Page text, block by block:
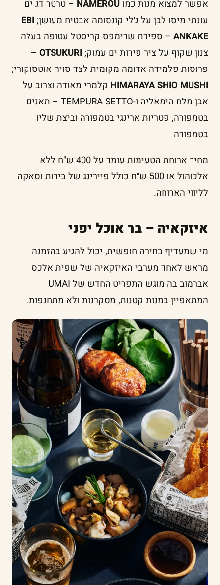
אפשר למצוא מנות כמו NAMEROU – טרטר דג ים
עונתי מיסו לבן על ג׳לי קונסומה אבטיח מעושן; EBI
ANKAKE – ספירת שרימפס קריסטל עטופה בעלה
צנון שקוף על ציר פירות ים עמוק; OTSUKURI
–
פרוסות פלמידה אדומה מקומית לצד סויה אוטסוקורי;
HIMARAYA SHIO MUSHI קלמרי מאודה וצרוב על
אבן מלח הימאליה ו-TEMPURA SETTO – תאנים
בטמפורה, פטריות ארינגי בטמפורה וביצת שליו
בטמפורה
מחיר ארוחת הטעימות עומד על 400 ש"ח ללא
אלכוהול או 500 ש״ח כולל פיירינג של בירות וסאקה
לליווי הארוחה.
איזקאיה – בר אוכל יפני
מי שמעדיף בחירה חופשית, יכול להגיע בהזמנה
מראש לאחד מערבי האיזקאיה של שפית אלכס
אברמוב בה מוגש התפריט החדש של UMAI
המתאפיין במנות קטנות, מסקרנות ולא מתחנפות.